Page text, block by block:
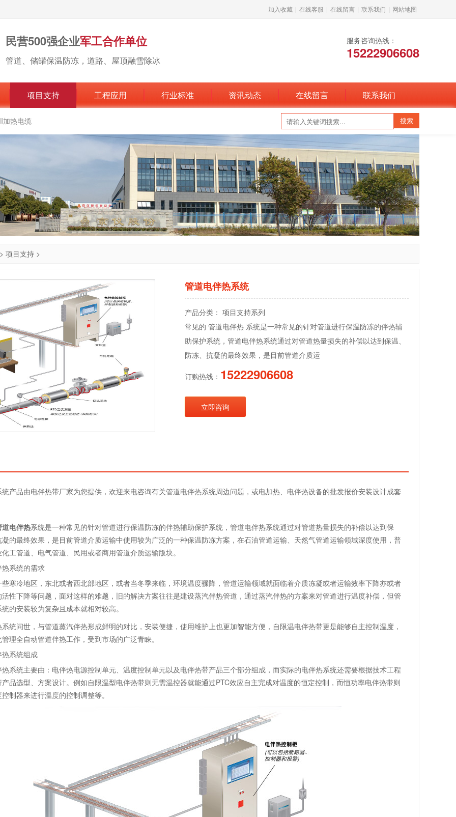
加入收藏 | 在线客服 | 在线留言 | 联系我们 | 网站地图
民营500强企业军工合作单位
管道、储罐保温防冻，道路、屋顶融雪除冰
服务咨询热线：
15222906608
项目支持 工程应用 行业标准 资讯动态 在线留言 联系我们
加热电缆
项目支持 >
管道电伴热系统
产品分类： 项目支持系列
常见的 管道电伴热 系统是一种常见的针对管道进行保温防冻的伴热辅
助保护系统，管道电伴热系统通过对管道热量损失的补偿以达到保温、
防冻、抗凝的最终效果，是目前管道介质运
订购热线： 15222906608
立即咨询
产品由电伴热带厂家为您提供，欢迎来电咨询有关管道电伴热系统周边问题，或电加热、电伴热设备的批发报价安装设计成套
道电伴热系统是一种常见的针对管道进行保温防冻的伴热辅助保护系统，管道电伴热系统通过对管道热量损失的补偿以达到保
的最终效果，是目前管道介质运输中使用较为广泛的一种保温防冻方案，在石油管道运输、天然气管道运输领域深度使用，普
工管道、电气管道、民用或者商用管道介质运输版块。
系统的需求
寒冷地区，东北或者西北部地区，或者当冬季来临，环境温度骤降，管道运输领域就面临着介质冻凝或者运输效率下降亦或者
性下降等问题，面对这样的难题，旧的解决方案往往是建设蒸汽伴热管道，通过蒸汽伴热的方案来对管道进行温度补偿，但管
的安装较为复杂且成本就相对较高。
统问世，与管道蒸汽伴热形成鲜明的对比，安装便捷，使用维护上也更加智能方便，自限温电伴热带更是能够自主控制温度，
理全自动管道伴热工作，受到市场的广泛青睐。
系统组成
系统主要由：电伴热电源控制单元、温度控制单元以及电伴热带产品三个部分组成，而实际的电伴热系统还需要根据技术工程
品选型、方案设计。例如自限温型电伴热带则无需温控器就能通过PTC效应自主完成对温度的恒定控制，而恒功率电伴热带则
制器来进行温度的控制调整等。